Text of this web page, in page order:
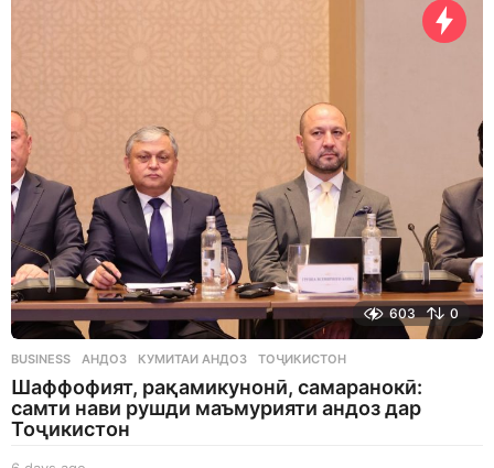
603 0
BUSINESS АНДОЗ ,КУМИТАИ АНДОЗ ,ТОҶИКИСТОН
Шаффофият, рақамикунонӣ, самаранокӣ:
самти нави рушди маъмурияти андоз дар
Тоҷикистон